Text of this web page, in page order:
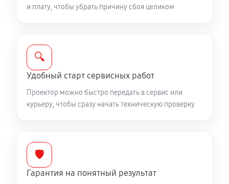
и плату, чтобы убрать причину сбоя целиком
🔍
Удобный старт сервисных работ
Проектор можно быстро передать в сервис или
курьеру, чтобы сразу начать техническую проверку
🛡️
Гарантия на понятный результат